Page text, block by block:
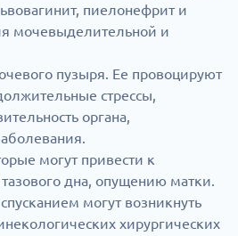
пиелонефрит и
мочевыделительной и
пузыря. Ее провоцируют
стрессы,
органа,
могут привести к
дна, опущению матки.
могут возникнуть
хирургических